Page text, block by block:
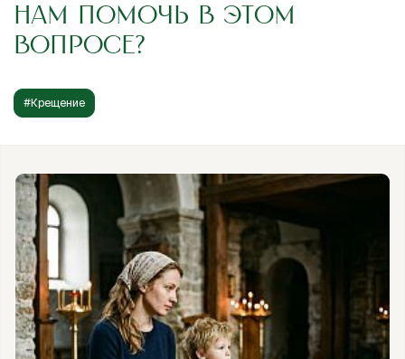
НАМ ПОМОЧЬ В ЭТОМ
ВОПРОСЕ?
#Крещение